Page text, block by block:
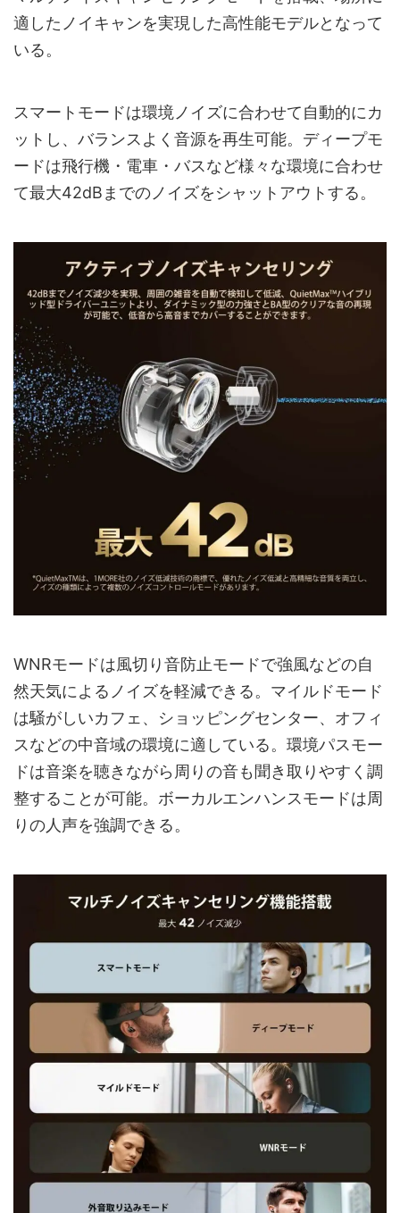
適したノイキャンを実現した高性能モデルとなって
いる。
スマートモードは環境ノイズに合わせて自動的にカ
ットし、バランスよく音源を再生可能。ディープモ
ードは飛行機・電車・バスなど様々な環境に合わせ
て最大42dBまでのノイズをシャットアウトする。
WNRモードは風切り音防止モードで強風などの自
然天気によるノイズを軽減できる。マイルドモード
は騒がしいカフェ、ショッピングセンター、オフィ
スなどの中音域の環境に適している。環境パスモー
ドは音楽を聴きながら周りの音も聞き取りやすく調
整することが可能。ボーカルエンハンスモードは周
りの人声を強調できる。